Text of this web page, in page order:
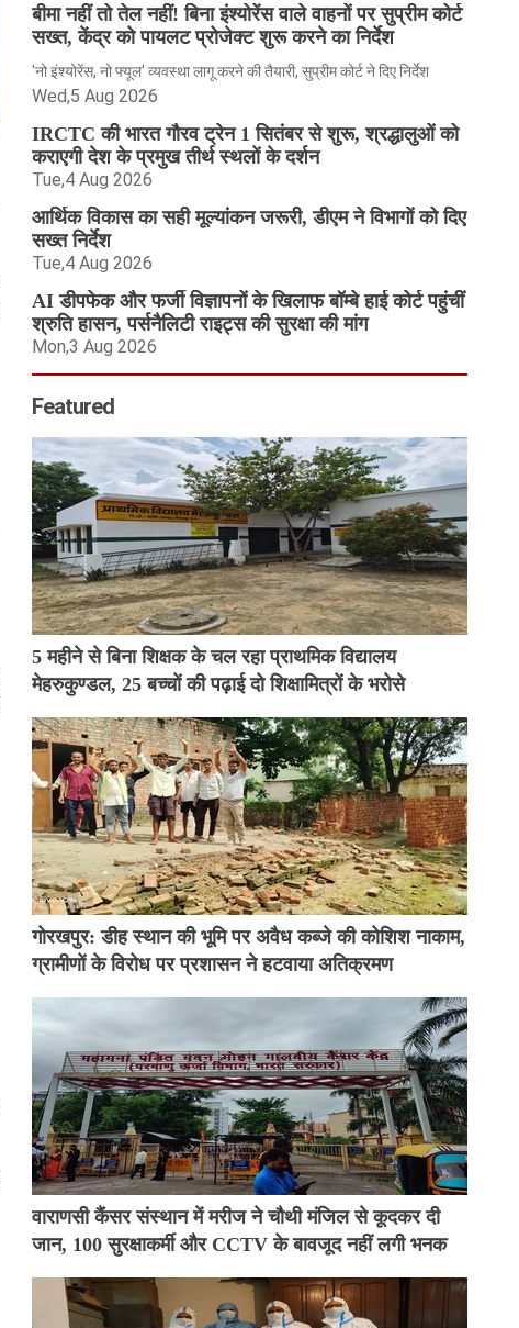
बीमा नहीं तो तेल नहीं! बिना इंश्योरेंस वाले वाहनों पर सुप्रीम कोर्ट
सख्त, केंद्र को पायलट प्रोजेक्ट शुरू करने का निर्देश
'नो इंश्योरेंस, नो फ्यूल' व्यवस्था लागू करने की तैयारी, सुप्रीम कोर्ट ने दिए निर्देश
Wed,5 Aug 2026
IRCTC की भारत गौरव ट्रेन 1 सितंबर से शुरू, श्रद्धालुओं को
कराएगी देश के प्रमुख तीर्थ स्थलों के दर्शन
Tue,4 Aug 2026
आर्थिक विकास का सही मूल्यांकन जरूरी, डीएम ने विभागों को दिए
सख्त निर्देश
Tue,4 Aug 2026
AI डीपफेक और फर्जी विज्ञापनों के खिलाफ बॉम्बे हाई कोर्ट पहुंचीं
श्रुति हासन, पर्सनैलिटी राइट्स की सुरक्षा की मांग
Mon,3 Aug 2026
Featured
5 महीने से बिना शिक्षक के चल रहा प्राथमिक विद्यालय
मेहरुकुण्डल, 25 बच्चों की पढ़ाई दो शिक्षामित्रों के भरोसे
गोरखपुर: डीह स्थान की भूमि पर अवैध कब्जे की कोशिश नाकाम,
ग्रामीणों के विरोध पर प्रशासन ने हटवाया अतिक्रमण
वाराणसी कैंसर संस्थान में मरीज ने चौथी मंजिल से कूदकर दी
जान, 100 सुरक्षाकर्मी और CCTV के बावजूद नहीं लगी भनक